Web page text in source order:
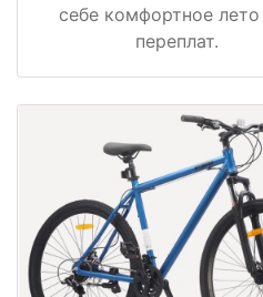
себе комфортное лето
переплат.